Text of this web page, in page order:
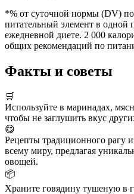
*% от суточной нормы (DV)
питательный элемент в одной
ежедневной диете. 2 000
общих рекомендаций по
Факты и советы
🛒
Используйте в маринадах,
чтобы не заглушить вкус
😋
Рецепты традиционного рагу
всему миру, предлагая
овощей.
📦
Храните говядину тушеную в